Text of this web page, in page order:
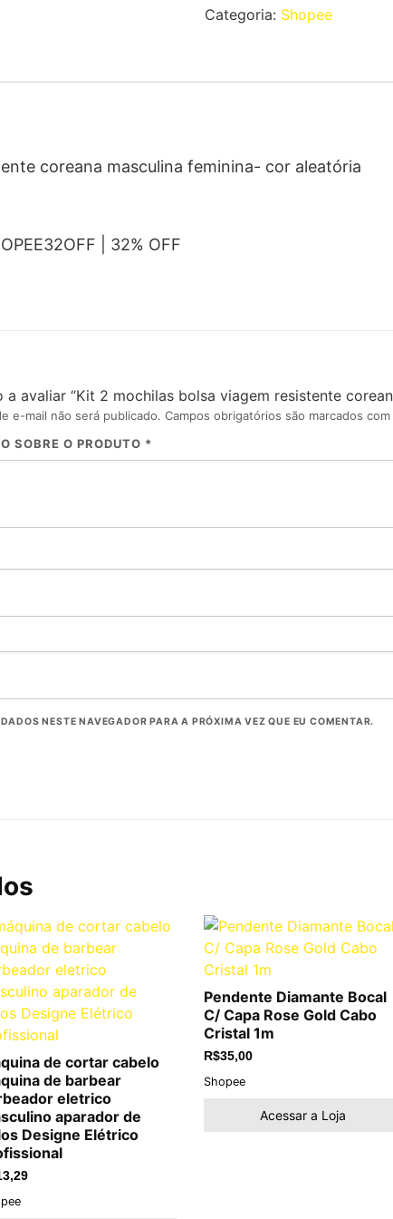
Categoria: Shopee
coreana masculina feminina- cor aleatória
| 32% OFF
a avaliar “Kit 2 mochilas bolsa viagem resistente
e-mail não será publicado. Campos obrigatórios são marcados com
SOBRE O PRODUTO *
NESTE NAVEGADOR PARA A PRÓXIMA VEZ QUE EU COMENTAR.
de cortar cabelo
de barbear
eletrico
aparador de
Designe Elétrico
Pendente Diamante Bocal
C/ Capa Rose Gold Cabo
Cristal 1m
R$35,00
Shopee
Acessar a Loja